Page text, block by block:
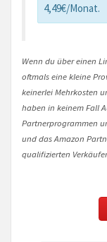
4,49€/Monat.
Wenn du über einen
oftmals eine kleine
keinerlei Mehrkosten
haben in keinem Fall
Partnerprogrammen
und das Amazon
qualifizierten